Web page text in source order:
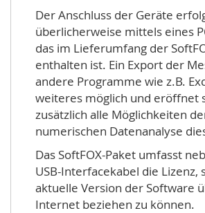
Der Anschluss der Geräte
überlicherweise mittels eines
das im Lieferumfang der
enthalten ist. Ein Export der
andere Programme wie z.B.
weiteres möglich und eröffnet
zusätzlich alle Möglichkeiten
numerischen Datenanalyse
Das SoftFOX-Paket umfasst
USB-Interfacekabel die Lizenz,
aktuelle Version der Software
Internet beziehen zu können.